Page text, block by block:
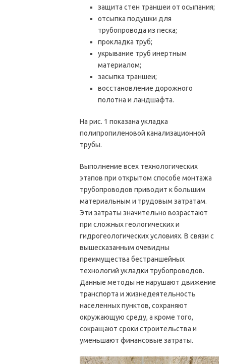
защита стен траншеи от осыпания;
отсыпка подушки для
трубопровода из песка;
прокладка труб;
укрывание труб инертным
материалом;
засыпка траншеи;
восстановление дорожного
полотна и ландшафта.
На рис. 1 показана укладка
полипропиленовой канализационной
трубы.
Выполнение всех технологических
этапов при открытом способе монтажа
трубопроводов приводит к большим
материальным и трудовым затратам.
Эти затраты значительно возрастают
при сложных геологических и
гидрогеологических условиях. В связи с
вышесказанным очевидны
преимущества бестраншейных
технологий укладки трубопроводов.
Данные методы не нарушают движение
транспорта и жизнедеятельность
населенных пунктов, сохраняют
окружающую среду, а кроме того,
сокращают сроки строительства и
уменьшают финансовые затраты.